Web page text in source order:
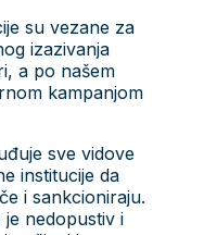
su vezane za
izazivanja
a po našem
kampanjom
sve vidove
institucije da
i sankcioniraju.
nedopustiv i